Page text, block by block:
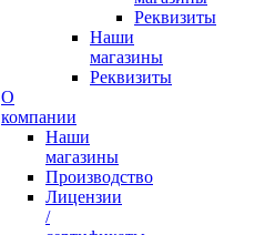
Реквизиты
Наши
магазины
Реквизиты
О
компании
Наши
магазины
Производство
Лицензии
/